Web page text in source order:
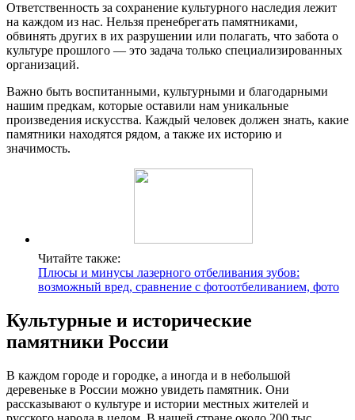
Ответственность за сохранение культурного наследия лежит
на каждом из нас. Нельзя пренебрегать памятниками,
обвинять других в их разрушении или полагать, что забота о
культуре прошлого — это задача только специализированных
организаций.
Важно быть воспитанными, культурными и благодарными
нашим предкам, которые оставили нам уникальные
произведения искусства. Каждый человек должен знать, какие
памятники находятся рядом, а также их историю и
значимость.
Читайте также:
Плюсы и минусы лазерного отбеливания зубов:
возможный вред, сравнение с фотоотбеливанием, фото
Культурные и исторические
памятники России
В каждом городе и городке, а иногда и в небольшой
деревеньке в России можно увидеть памятник. Они
рассказывают о культуре и истории местных жителей и